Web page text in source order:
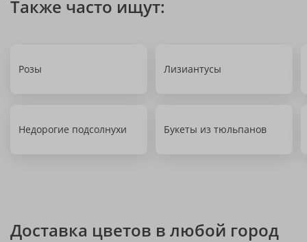
Также часто ищут:
Розы Лизиантусы
Недорогие подсолнухи Букеты из тюльпанов
Доставка цветов в любой город